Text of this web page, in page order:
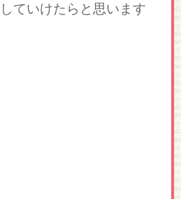
ていけたらと思います